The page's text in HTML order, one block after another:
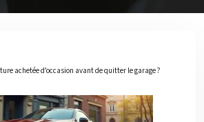
achetée d’occasion avant de quitter le garage ?